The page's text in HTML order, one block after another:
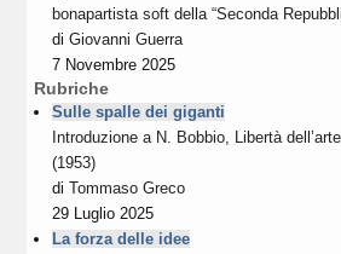
bonapartista soft della “Seconda
diGiovanni Guerra
7 Novembre 2025
Rubriche
Sulle spalle dei giganti
Introduzione a N. Bobbio, Libertà
(1953)
diTommaso Greco
29 Luglio 2025
La forza delle idee